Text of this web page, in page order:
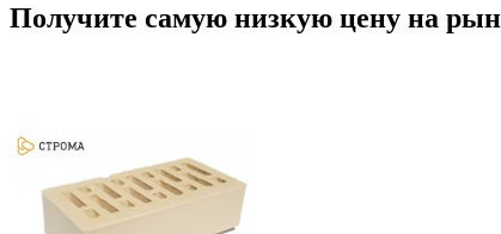
Получите самую низкую цену на